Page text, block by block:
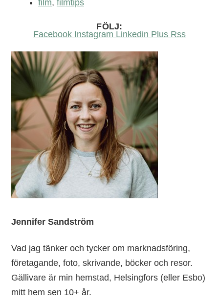
film, filmtips
FÖLJ:
Facebook Instagram Linkedin Plus Rss
Jennifer Sandström
Vad jag tänker och tycker om marknadsföring,
företagande, foto, skrivande, böcker och resor.
Gällivare är min hemstad, Helsingfors (eller Esbo)
mitt hem sen 10+ år.